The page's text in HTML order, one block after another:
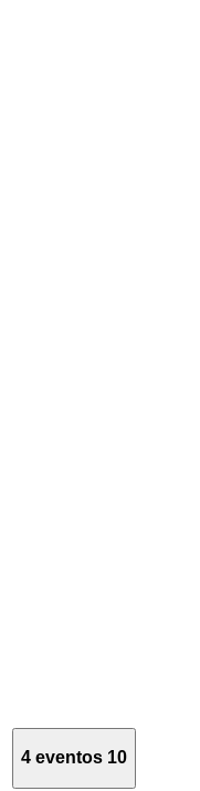
4 eventos 10